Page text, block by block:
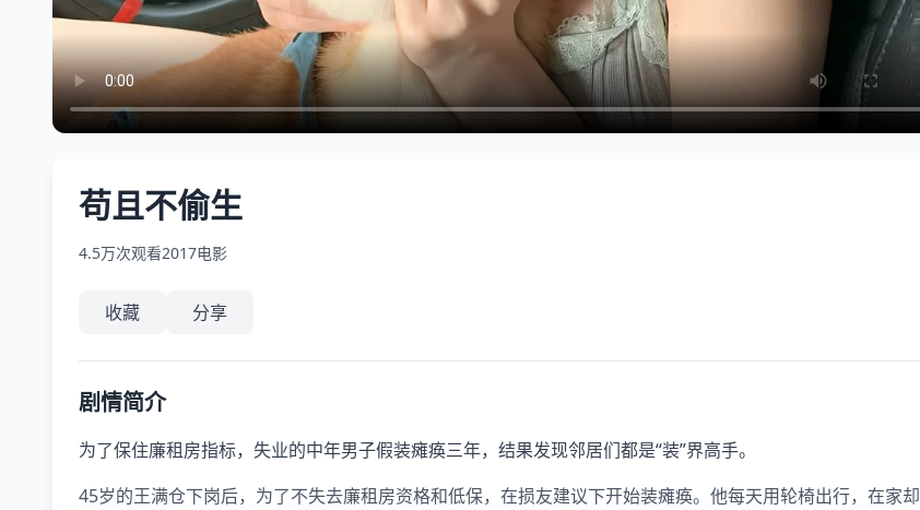
苟且不偷生
4.5万次观看2017电影
收藏 分享
剧情简介
为了保住廉租房指标，失业的中年男子假装瘫痪三年，结果发现邻居们都是“装”界高手。
45岁的王满仓下岗后，为了不失去廉租房资格和低保，在损友建议下开始装瘫痪。他每天用轮椅出行，在家却